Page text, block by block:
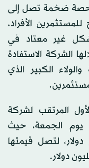
ضخمة تصل إلى
الأفراد،
غير معتاد في
الشركة الاستفادة
الكبير الذي
المرتقب لشركة
يوم الجمعة، حيث
جمع 75 مليار دولار، لتصل قيمتها